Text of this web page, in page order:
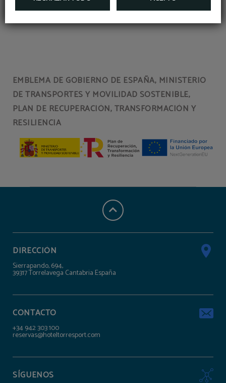
EMBLEMA DE GOBIERNO DE ESPAÑA, MINISTERIO
DE TRANSPORTES Y MOVILIDAD SOSTENIBLE,
PLAN DE RECUPERACIÓN, TRANSFORMACIÓN Y
RESILIENCIA
DIRECCIÓN
Sierrapando, 694,
39317 Torrelavega Cantabria España
CONTACTO
+34 942 303 100
reservas@hoteltorresport.com
SÍGUENOS